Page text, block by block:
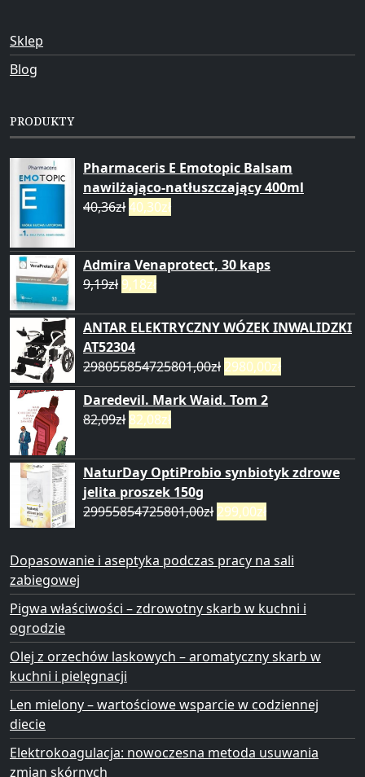
Sklep
Blog
PRODUKTY
Pharmaceris E Emotopic Balsam
nawilżająco-natłuszczający 400ml
40,36zł40,30zł
Admira Venaprotect, 30 kaps
9,19zł 9,18zł
ANTAR ELEKTRYCZNY WÓZEK INWALIDZKI
AT52304
298055854725801,00zł 2980,00zł
Daredevil. Mark Waid. Tom 2
82,09zł 82,08zł
NaturDay OptiProbio synbiotyk zdrowe
jelita proszek 150g
29955854725801,00zł 299,00zł
Dopasowanie i aseptyka podczas pracy na sali
zabiegowej
Pigwa właściwości – zdrowotny skarb w kuchni i
ogrodzie
Olej z orzechów laskowych – aromatyczny skarb w
kuchni i pielęgnacji
Len mielony – wartościowe wsparcie w codziennej
diecie
Elektrokoagulacja: nowoczesna metoda usuwania
zmian skórnych